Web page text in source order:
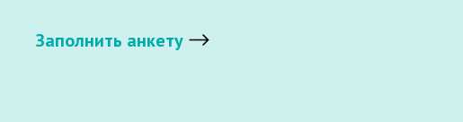
Заполнить анкету